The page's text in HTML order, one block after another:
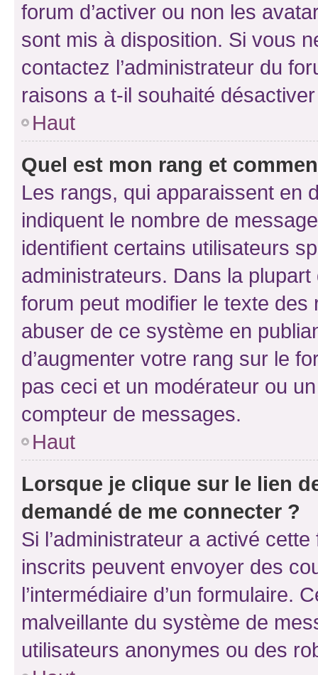
forum d’activer ou non les
sont mis à disposition. Si vous
contactez l’administrateur du
raisons a t-il souhaité
Haut
Quel est mon rang et
Les rangs, qui apparaissent en
indiquent le nombre de
identifient certains utilisateurs
administrateurs. Dans la
forum peut modifier le texte
abuser de ce système en
d’augmenter votre rang sur le
pas ceci et un modérateur ou
compteur de messages.
Haut
Lorsque je clique sur le lien
demandé de me connecter ?
Si l’administrateur a activé
inscrits peuvent envoyer des
l’intermédiaire d’un formulaire.
malveillante du système de
utilisateurs anonymes ou des